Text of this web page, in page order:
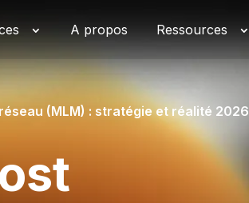
A propos Ressources
(MLM) : stratégie et réalité 2026